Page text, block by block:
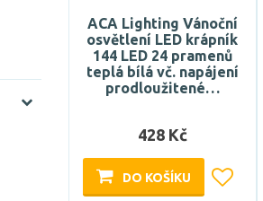
ACA Lighting Vánoční
osvětlení LED krápník
144 LED 24 pramenů
teplá bílá vč. napájení
prodloužitené…
428 Kč
DO KOŠÍKU